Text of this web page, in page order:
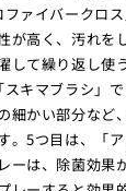
ァイバークロ
が高く、汚れを
して繰り返し使
キマブラシ」
細かい部分など
。5つ目は、「
ーは、除菌効果